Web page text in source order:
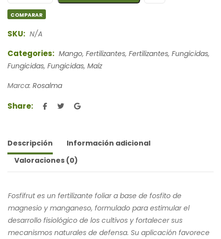
COMPARAR
SKU: N/A
Categories: Mango, Fertilizantes, Fertilizantes, Fungicidas,
Fungicidas, Fungicidas, Maíz
Marca: Rosalma
Share:
Descripción
Información adicional
Valoraciones (0)
Fosfifrut es un fertilizante foliar a base de fosfito de
magnesio y manganeso, formulado para estimular el
desarrollo fisiológico de los cultivos y fortalecer sus
mecanismos naturales de defensa. Su aplicación favorece